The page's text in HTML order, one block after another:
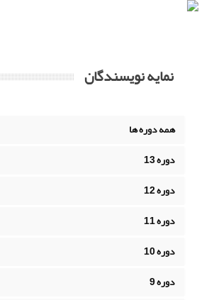
نمایه نویسندگان
همه دوره ها
دوره 13
دوره 12
دوره 11
دوره 10
دوره 9